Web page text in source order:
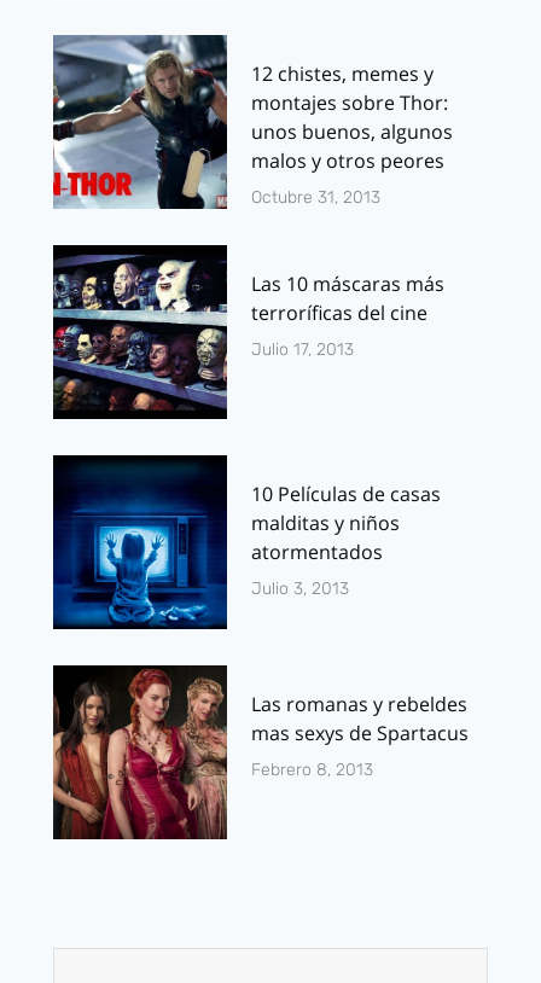
12 chistes, memes y
montajes sobre Thor:
unos buenos, algunos
malos y otros peores
Octubre 31, 2013
Las 10 máscaras más
terroríficas del cine
Julio 17, 2013
10 Películas de casas
malditas y niños
atormentados
Julio 3, 2013
Las romanas y rebeldes
mas sexys de Spartacus
Febrero 8, 2013